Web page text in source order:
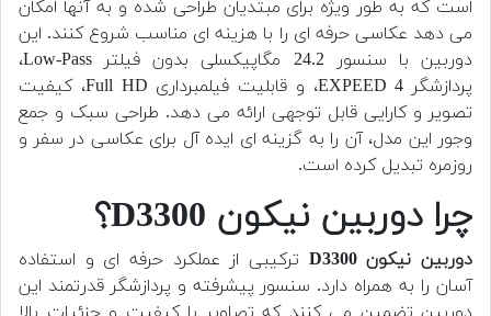
است که به طور ویژه برای مبتدیان طراحی شده و به آنها امکان
می دهد عکاسی حرفه ای را با هزینه ای مناسب شروع کنند. این
دوربین با سنسور 24.2 مگاپیکسلی بدون فیلتر Low-Pass،
پردازشگر EXPEED 4، و قابلیت فیلمبرداری Full HD، کیفیت
تصویر و کارایی قابل توجهی ارائه می دهد. طراحی سبک و جمع
وجور این مدل، آن را به گزینه ای ایده آل برای عکاسی در سفر و
روزمره تبدیل کرده است.
چرا دوربین نیکون D3300؟
دوربین نیکون D3300
ترکیبی از عملکرد حرفه ای و استفاده
آسان را به همراه دارد. سنسور پیشرفته و پردازشگر قدرتمند این